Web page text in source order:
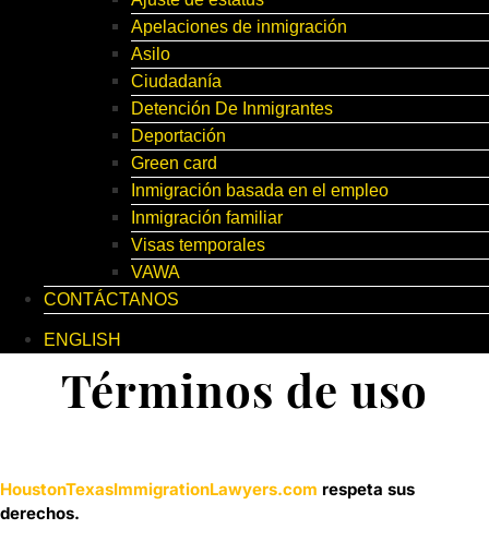
Apelaciones de inmigración
Asilo
Ciudadanía
Detención De Inmigrantes
Deportación
Green card
Inmigración basada en el empleo
Inmigración familiar
Visas temporales
VAWA
CONTÁCTANOS
ENGLISH
Términos de uso
HoustonTexasImmigrationLawyers.com respeta sus
derechos.